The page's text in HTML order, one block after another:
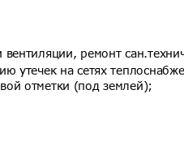
ремонт
утечек на сетях
отметки (под землей);